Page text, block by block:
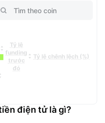
Tỷ lệ
funding
trước
đó
Tỷ lệ chênh lệch (%)
điện tử là gì?